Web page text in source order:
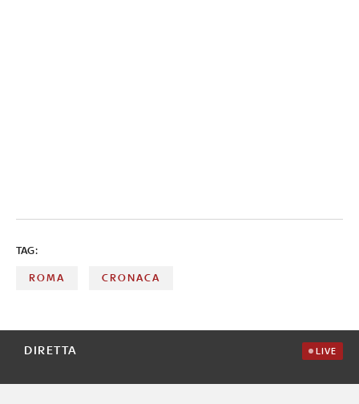
TAG:
ROMA CRONACA
DIRETTA LIVE